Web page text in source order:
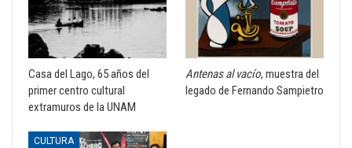
Casa del Lago, 65 años del
primer centro cultural
extramuros de la UNAM
Antenas al vacío, muestra del
legado de Fernando Sampietro
CULTURA